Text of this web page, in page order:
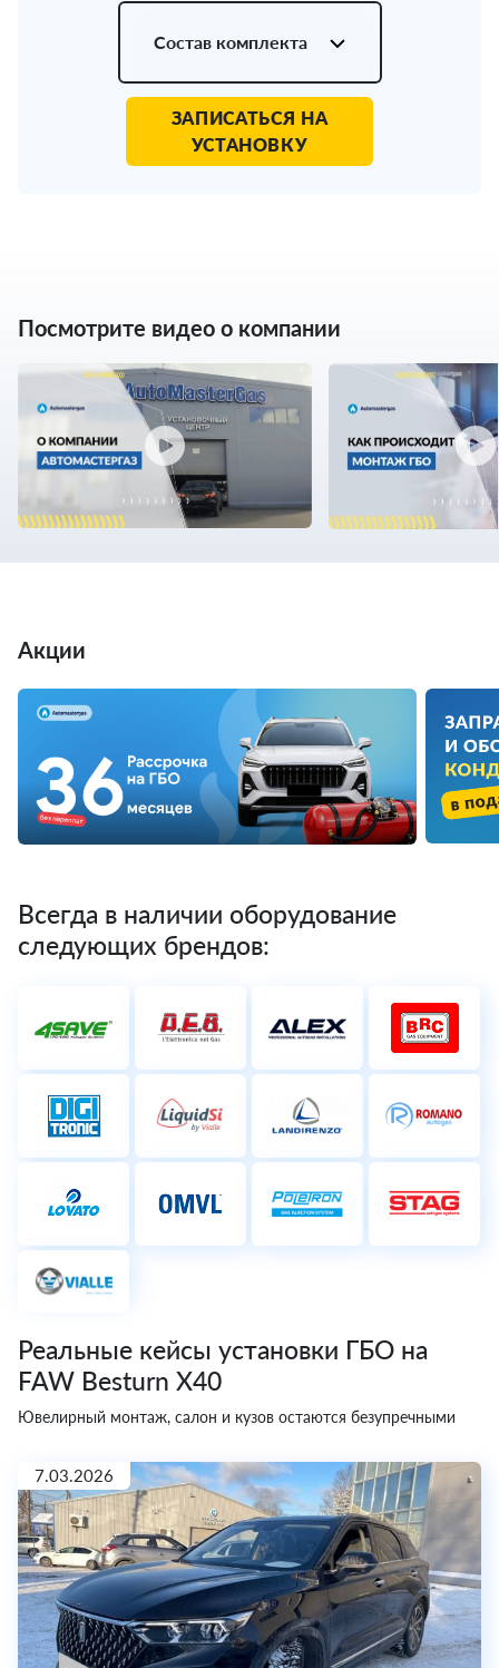
Состав комплекта
ЗАПИСАТЬСЯ НА
УСТАНОВКУ
Посмотрите видео о компании
Акции
Всегда в наличии оборудование
следующих брендов:
Реальные кейсы установки ГБО на
FAW Besturn X40
Ювелирный монтаж, салон и кузов остаются безупречными
7.03.2026